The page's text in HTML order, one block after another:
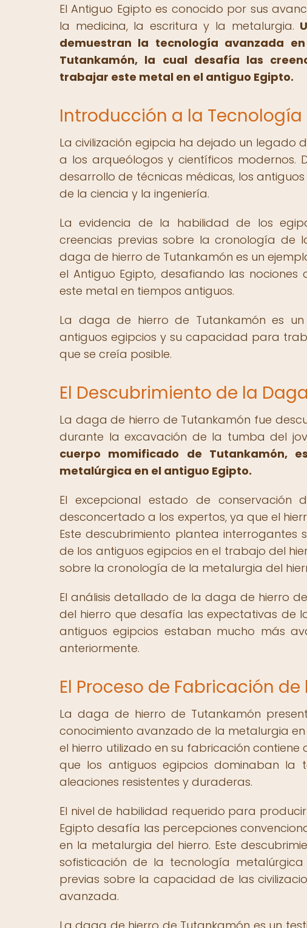
El Antiguo Egipto es conocido por sus
la medicina, la escritura y la metalurgia.
demuestran la tecnología avanzada
Tutankamón, la cual desafía las
trabajar este metal en el antiguo Egipto.
Introducción a la
La civilización egipcia ha dejado un
a los arqueólogos y científicos modernos.
desarrollo de técnicas médicas, los
de la ciencia y la ingeniería.
La evidencia de la habilidad de los
creencias previas sobre la cronología de
daga de hierro de Tutankamón es un
el Antiguo Egipto, desafiando las
este metal en tiempos antiguos.
La daga de hierro de Tutankamón es
antiguos egipcios y su capacidad para
que se creía posible.
El Descubrimiento de la
La daga de hierro de Tutankamón fue
durante la excavación de la tumba del
cuerpo momificado de Tutankamón,
metalúrgica en el antiguo Egipto.
El excepcional estado de
desconcertado a los expertos, ya que el
Este descubrimiento plantea
de los antiguos egipcios en el trabajo del
sobre la cronología de la metalurgia del
El análisis detallado de la daga de hierro
del hierro que desafía las expectativas de
antiguos egipcios estaban mucho más
anteriormente.
El Proceso de Fabricación
La daga de hierro de Tutankamón
conocimiento avanzado de la metalurgia en
el hierro utilizado en su fabricación
que los antiguos egipcios dominaban la
aleaciones resistentes y duraderas.
El nivel de habilidad requerido para
Egipto desafía las percepciones
en la metalurgia del hierro. Este
sofisticación de la tecnología
previas sobre la capacidad de las
avanzada.